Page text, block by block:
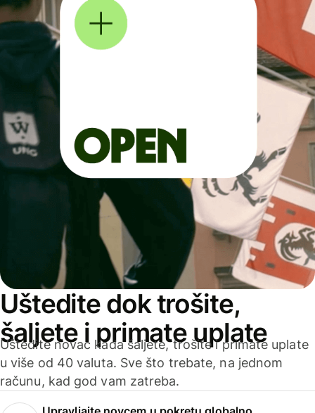
Uštedite dok trošite,
šaljete i primate uplate
Uštedite novac kada šaljete, trošite i primate uplate
u više od 40 valuta. Sve što trebate, na jednom
računu, kad god vam zatreba.